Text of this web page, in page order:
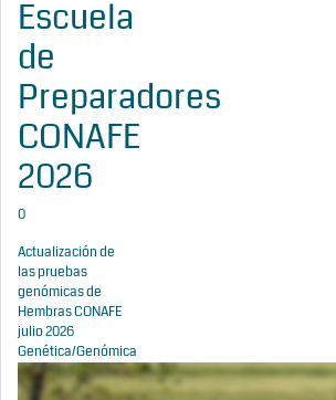
Escuela
de
Preparadores
CONAFE
2026
0
Actualización de
las pruebas
genómicas de
Hembras CONAFE
julio 2026
Genética/Genómica